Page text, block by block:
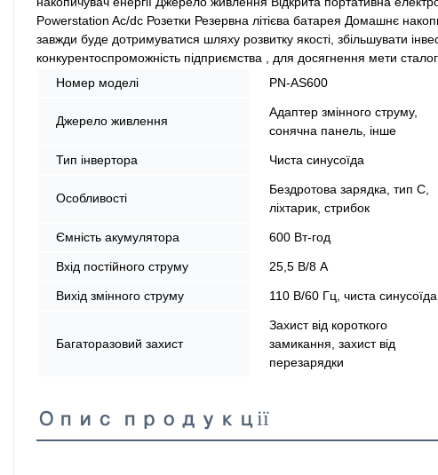
Powerstation Ac/dc Розетки Резервна літієва батарея Домашнє
завжди буде дотримуватися шляху розвитку якості, збільшувати
конкурентоспроможність підприємства , для досягнення мети
Номер моделі
PN-AS600
Джерело живлення
Адаптер змінного струму,
сонячна панель, інше
Тип інвертора Чиста синусоїда
Особливості
Бездротова зарядка, тип C,
ліхтарик, стрибок
Ємність акумулятора 600 Вт-год
Вхід постійного струму 25,5 В/8 А
Вихід змінного струму 110 В/60 Гц, чиста синусоїда
Багаторазовий захист
Захист від короткого
замикання, захист від
перезарядки
Опис продукції